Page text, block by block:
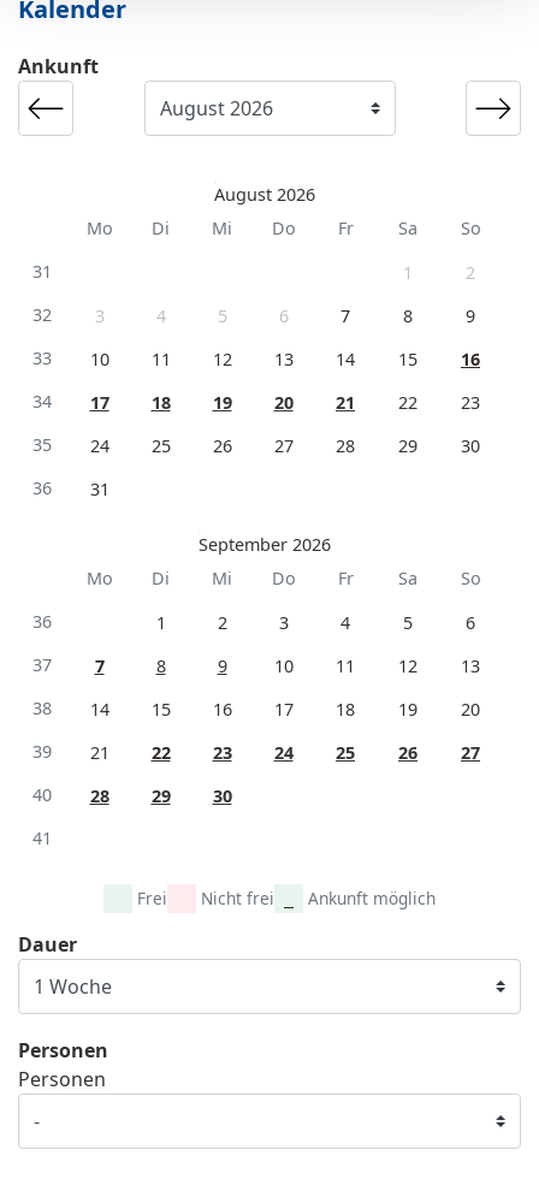
Kalender
Ankunft
August 2026
Mo
Di Mi Do Fr Sa
So
31
1
2
32
3 4 5 6 7 8
9
33
10 11 12 13 14 15
16
34
17 18 19 20 21 22
23
35
24 25 26 27 28 29
30
36
31
September 2026
Mo
Di Mi Do Fr Sa
So
36
1 2 3 4 5
6
37
7 8 9 10 11 12
13
38
14 15 16 17 18 19
20
39
21 22 23 24 25 26
27
40
28 29
30
41
Frei Nicht frei Ankunft möglich
Dauer
Personen
Personen